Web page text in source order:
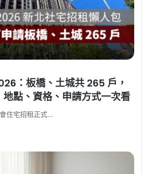
：板橋、土城共 265 戶，
點、資格、申請方式一次看
住宅招租正式…